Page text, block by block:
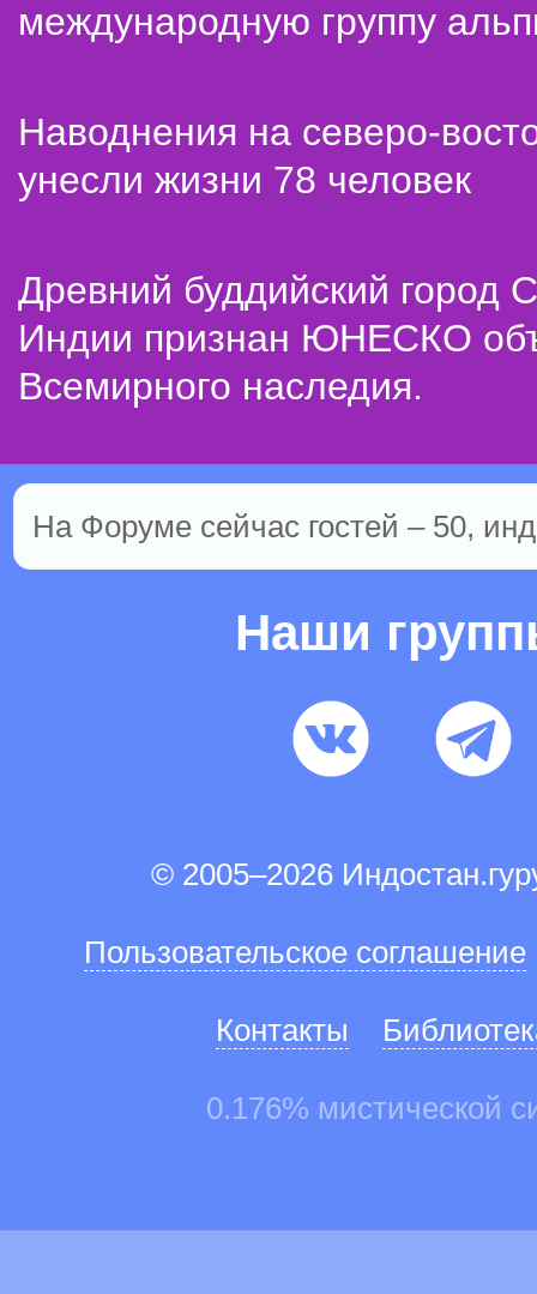
международную группу
Наводнения на северо-
унесли жизни 78 человек
Древний буддийский город
Индии признан ЮНЕСКО
Всемирного наследия.
На Форуме сейчас гостей – 50,
Наши
© 2005–2026
Пользовательское соглашение
Контакты
0.176% мистической